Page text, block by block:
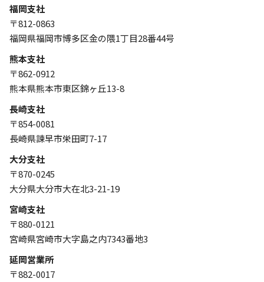
福岡支社
〒812-0863
福岡県福岡市博多区金の隈1丁目28番44号
熊本支社
〒862-0912
熊本県熊本市東区錦ヶ丘13-8
長崎支社
〒854-0081
長崎県諫早市栄田町7-17
大分支社
〒870-0245
大分県大分市大在北3-21-19
宮崎支社
〒880-0121
宮崎県宮崎市大字島之内7343番地3
延岡営業所
〒882-0017